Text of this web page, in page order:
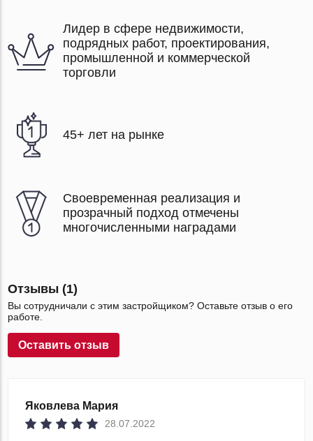
Лидер в сфере недвижимости,
подрядных работ, проектирования,
промышленной и коммерческой
торговли
45+ лет на рынке
Своевременная реализация и
прозрачный подход отмечены
многочисленными наградами
Отзывы (1)
Вы сотрудничали с этим застройщиком? Оставьте отзыв о его
работе.
Оставить отзыв
Яковлева Мария
28.07.2022